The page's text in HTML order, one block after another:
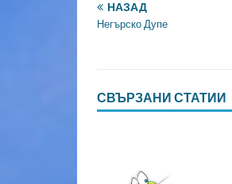
НАЗАД
Негърско Дупе
СВЪРЗАНИ СТАТИИ